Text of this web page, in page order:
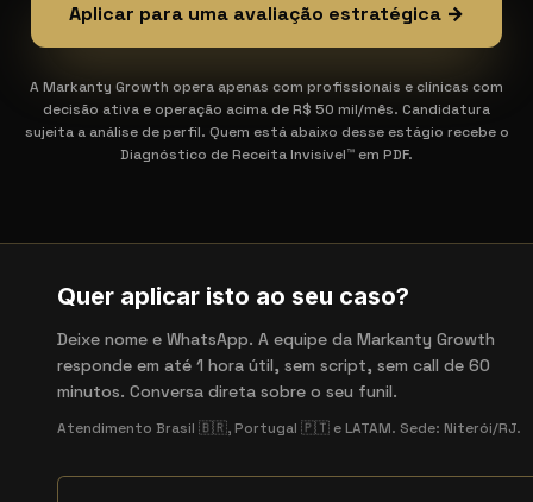
Aplicar para uma avaliação estratégica →
A Markanty Growth opera apenas com profissionais e clínicas com
decisão ativa e operação acima de R$ 50 mil/mês. Candidatura
sujeita a análise de perfil. Quem está abaixo desse estágio recebe o
Diagnóstico de Receita Invisível™ em PDF.
Quer aplicar isto ao seu caso?
Deixe nome e WhatsApp. A equipe da Markanty Growth
responde em até 1 hora útil, sem script, sem call de 60
minutos. Conversa direta sobre o seu funil.
Atendimento Brasil 🇧🇷, Portugal 🇵🇹 e LATAM. Sede: Niterói/RJ.